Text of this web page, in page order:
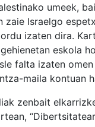
umeek,
zaie Israelgo
izaten dira.
eskola
falta izaten
maila kontuan
zenbait